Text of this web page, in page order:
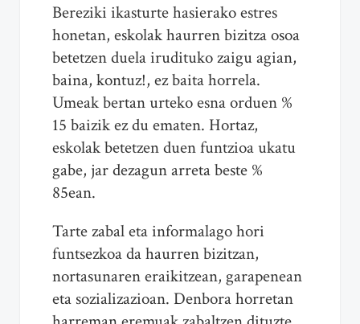
Bereziki ikasturte hasierako estres
honetan, eskolak haurren bizitza osoa
betetzen duela irudituko zaigu agian,
baina, kontuz!, ez baita horrela.
Umeak bertan urteko esna orduen %
15 baizik ez du ematen. Hortaz,
eskolak betetzen duen funtzioa ukatu
gabe, jar dezagun arreta beste %
85ean.
Tarte zabal eta informalago hori
funtsezkoa da haurren bizitzan,
nortasunaren eraikitzean, garapenean
eta sozializazioan. Denbora horretan